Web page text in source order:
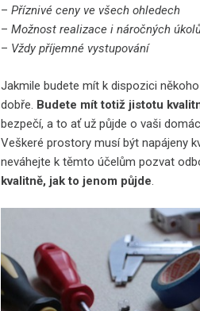
–Příznivé ceny ve všech ohledech
–Možnost realizace i náročných
– Vždy příjemné vystupování
Jakmile budete mít k dispozici
dobře. Budete mít totiž jistotu
bezpečí, a to ať už půjde o vaši
Veškeré prostory musí být napájeny
neváhejte k těmto účelům pozvat
kvalitně, jak to jenom půjde.